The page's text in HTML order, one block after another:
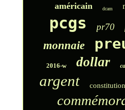
américain dcam
pcgs pr70
monnaie
2016-w dollar
argent constitution